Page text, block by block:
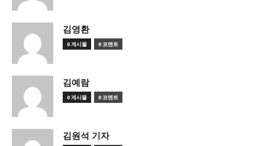
김영환
0 게시물 0 코멘트
김예람
0 게시물 0 코멘트
김원석 기자